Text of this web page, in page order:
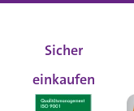
Sicher
einkaufen